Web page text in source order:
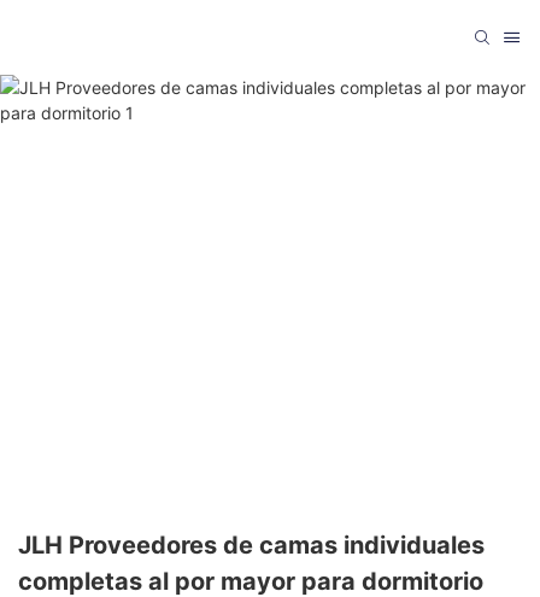
JLH Proveedores de camas individuales
completas al por mayor para dormitorio